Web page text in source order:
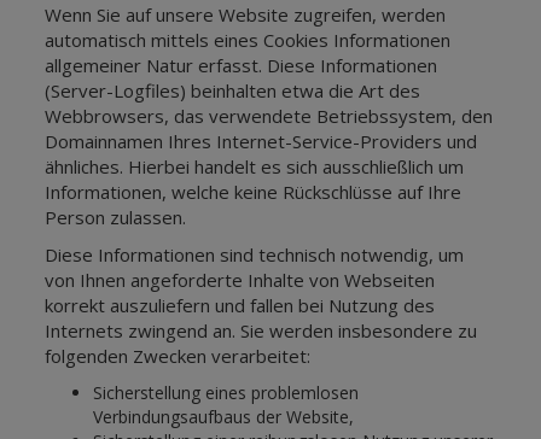
Wenn Sie auf unsere Website zugreifen, werden
automatisch mittels eines Cookies Informationen
allgemeiner Natur erfasst. Diese Informationen
(Server-Logfiles) beinhalten etwa die Art des
Webbrowsers, das verwendete Betriebssystem, den
Domainnamen Ihres Internet-Service-Providers und
ähnliches. Hierbei handelt es sich ausschließlich um
Informationen, welche keine Rückschlüsse auf Ihre
Person zulassen.
Diese Informationen sind technisch notwendig, um
von Ihnen angeforderte Inhalte von Webseiten
korrekt auszuliefern und fallen bei Nutzung des
Internets zwingend an. Sie werden insbesondere zu
folgenden Zwecken verarbeitet:
Sicherstellung eines problemlosen
Verbindungsaufbaus der Website,